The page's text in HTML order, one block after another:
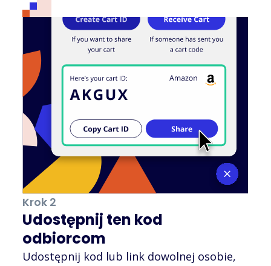
Krok 2
Udostępnij ten kod
odbiorcom
Udostępnij kod lub link dowolnej osobie,